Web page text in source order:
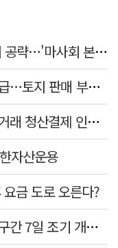
김병삼 경북 영천시장, 이번엔 국회 공략…'마사회 본사 이전·광역교통망 확충' 요청
대구도시개발공사 경영평가 '라'등급…토지 판매 부진에 1년 만에 두 단계 '뚝'
예탁결제원, 비상장·조각투자 장외거래 청산결제 인프라 구축 착수…연내 가동
자산운용
금 도로 오른다?
철도공단, 오송 시험선로 5㎞ 연장구간 7일 조기 개통…LA 메트로 사업 지원